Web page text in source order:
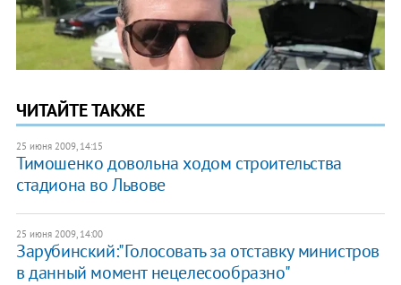
ЧИТАЙТЕ ТАКЖЕ
25 июня 2009, 14:15
Тимошенко довольна ходом строительства
стадиона во Львове
25 июня 2009, 14:00
Зарубинский:"Голосовать за отставку министров
в данный момент нецелесообразно"